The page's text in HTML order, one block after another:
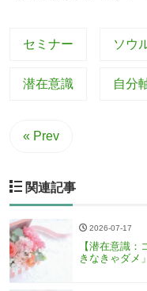
セミナー ソウ
潜在意識 自分
« Prev
関連記事
2026-07-17
【潜在意識
きなきゃダメ